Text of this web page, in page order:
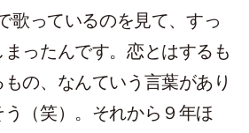
歌っているのを見て、すっ
ったんです。恋とはするも
の、なんていう言葉があり
う（笑）。それから９年ほ